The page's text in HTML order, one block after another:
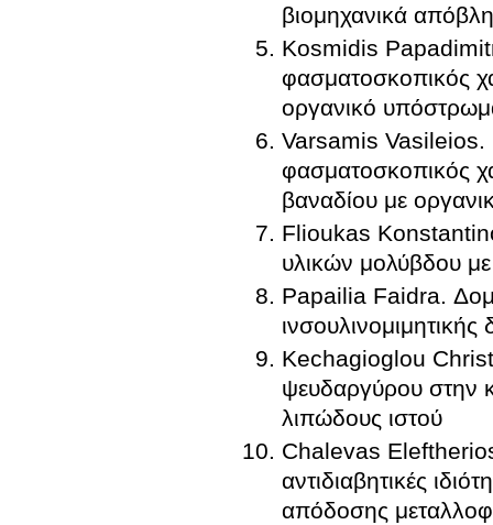
βιομηχανικά
Kosmidis
φασματοσκοπικός
οργανικό
Varsamis Vasileios.
φασματοσκοπικός
βαναδίου με
Flioukas
υλικών μολύβδου
Papailia Faidra. Δομο-
Kechagioglou
ψευδαργύρου στην
λιπώδους ιστού
Chalevas
αντιδιαβητικές
απόδοσης